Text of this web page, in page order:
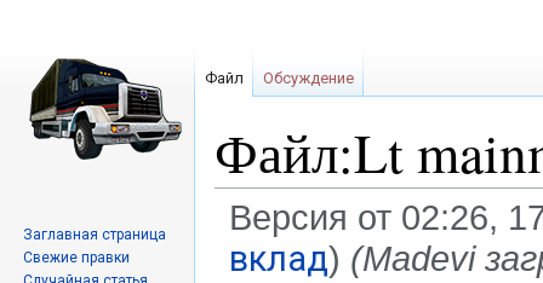
Файл:Lt
Версия от 02:26,
вклад) (Madevi
Файл Обсуждение
Заглавная страница
Свежие правки